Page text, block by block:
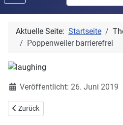
Aktuelle Seite: Startseite
Poppenweiler barrierefrei
DetailsVeröffentlicht: 26. Juni 2019
Vorheriger Beitrag: Schwäbisch für
Zurück